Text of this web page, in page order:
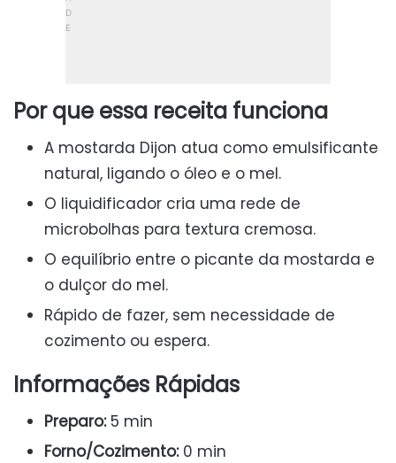
Por que essa receita funciona
A mostarda Dijon atua como emulsificante
natural, ligando o óleo e o mel.
O liquidificador cria uma rede de
microbolhas para textura cremosa.
O equilíbrio entre o picante da mostarda e
o dulçor do mel.
Rápido de fazer, sem necessidade de
cozimento ou espera.
Informações Rápidas
Preparo:5 min
Forno/Cozimento:0 min